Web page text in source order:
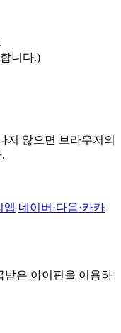
니다.)
지 않으면 브라우저의
앱 네이버·다음·카카
받은 아이핀을 이용하